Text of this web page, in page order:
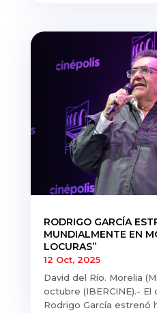
RODRIGO GARCÍA
MUNDIALMENTE EN
LOCURAS”
12 Oct, 2025
David del Río. Morelia
octubre (IBERCINE).-
Rodrigo García estrenó